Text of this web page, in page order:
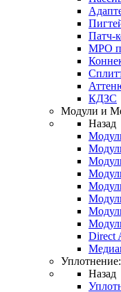
Патч-
MPO
КДЗС
Модули и
Назад
Direct
Назад